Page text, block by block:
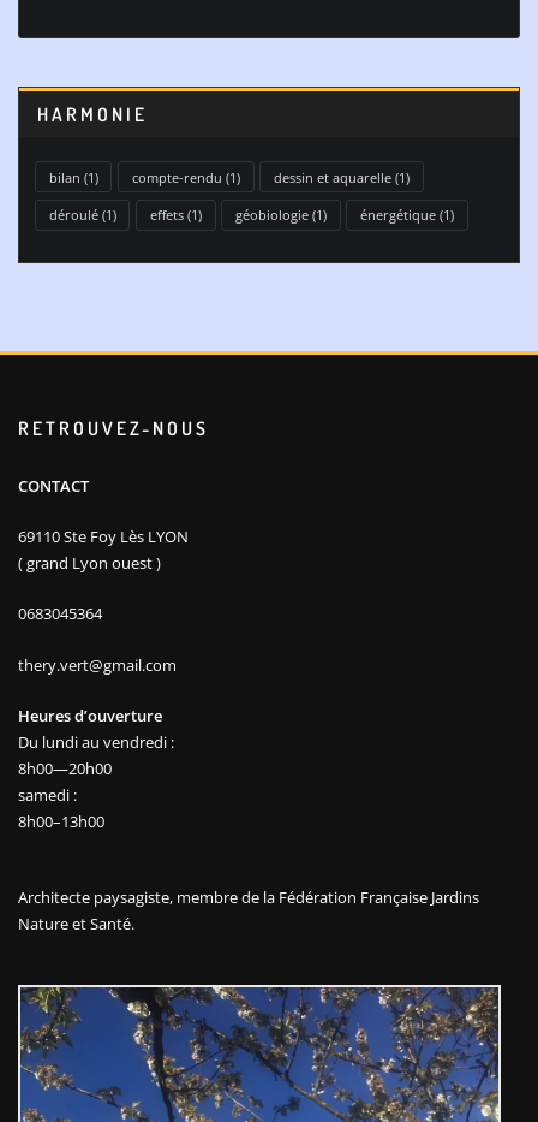
HARMONIE
bilan (1) compte-rendu (1) dessin et aquarelle(1)
déroulé(1) effets(1) géobiologie(1) énergétique(1)
RETROUVEZ-NOUS
CONTACT
69110 Ste Foy Lès LYON
( grand Lyon ouest )
0683045364
thery.vert@gmail.com
Heures d’ouverture
Du lundi au vendredi :
8h00—20h00
samedi :
8h00–13h00
Architecte paysagiste, membre de la Fédération Française Jardins
Nature et Santé.